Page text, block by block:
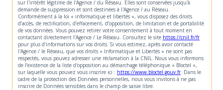
sur l'intérêt légitime de l'Agence / du Réseau. Elles sont conservées jusqu'à
demande de suppression et sont destinées à l'Agence / au Réseau.
Conformément à la loi « informatique et libertés », vous disposez des droits
d’accès, de rectification, d’effacement, d’opposition, de limitation et de portabilité
de vos données. Vous pouvez retirer votre consentement à tout moment en
contactant directement l’Agence / Le Réseau. Consultez le site https://cnil.fr/fr
pour plus d’informations sur vos droits. Si vous estimez, après avoir contacté
l'Agence / le Réseau, que vos droits « Informatique et Libertés » ne sont pas
respectés, vous pouvez adresser une réclamation à la CNIL. Nous vous informons
de l’existence de la liste d'opposition au démarchage téléphonique « Bloctel »,
sur laquelle vous pouvez vous inscrire ici : https://www.bloctel.gouv.fr . Dans le
cadre de la protection des Données personnelles, nous vous invitons à ne pas
inscrire de Données sensibles dans le champ de saisie libre.